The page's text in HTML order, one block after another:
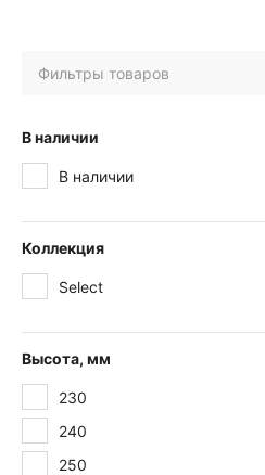
Фильтры товаров
В наличии
В наличии
Коллекция
Select
Высота, мм
230
240
250